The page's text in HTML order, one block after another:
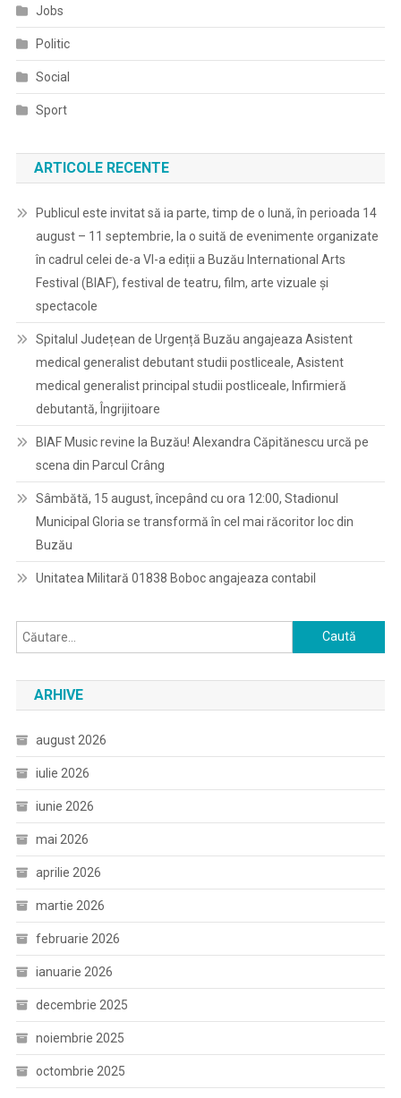
Jobs
Politic
Social
Sport
ARTICOLE RECENTE
Publicul este invitat să ia parte, timp de o lună, în perioada 14
august – 11 septembrie, la o suită de evenimente organizate
în cadrul celei de-a VI-a ediții a Buzău International Arts
Festival (BIAF), festival de teatru, film, arte vizuale și
spectacole
Spitalul Județean de Urgență Buzău angajeaza Asistent
medical generalist debutant studii postliceale, Asistent
medical generalist principal studii postliceale, Infirmieră
debutantă, Îngrijitoare
BIAF Music revine la Buzău! Alexandra Căpitănescu urcă pe
scena din Parcul Crâng
Sâmbătă, 15 august, începând cu ora 12:00, Stadionul
Municipal Gloria se transformă în cel mai răcoritor loc din
Buzău
Unitatea Militară 01838 Boboc angajeaza contabil
Caută
după:
ARHIVE
august 2026
iulie 2026
iunie 2026
mai 2026
aprilie 2026
martie 2026
februarie 2026
ianuarie 2026
decembrie 2025
noiembrie 2025
octombrie 2025